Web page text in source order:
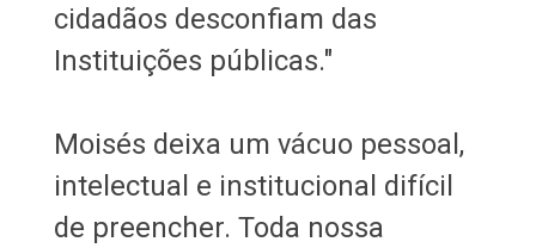
cidadãos desconfiam das
Instituições públicas."
Moisés deixa um vácuo pessoal,
intelectual e institucional difícil
de preencher. Toda nossa